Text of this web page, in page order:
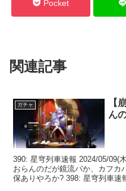
Pocket
関連記事
ガチャ
【
ん
390: 星穹列車速報 2024/05/09(
おらんのだが鏡流パか、カフカ
保ありやろか? 398: 星穹列車速